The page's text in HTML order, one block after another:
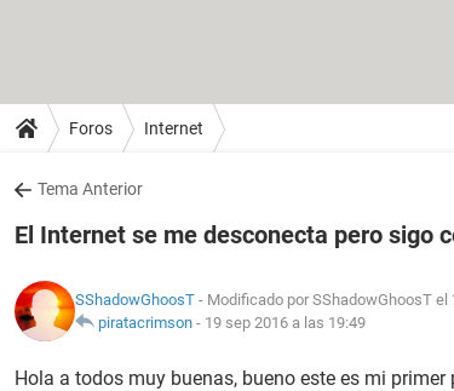
Foros Internet
Tema Anterior
El Internet se me desconecta pero sigo
SShadowGhoosT - Modificado por SShadowGhoosT
piratacrimson - 19 sep 2016 a las 19:49
Hola a todos muy buenas, bueno este es mi